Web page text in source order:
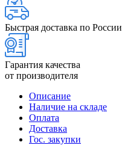
Быстрая доставка по России
Гарантия качества
от производителя
Описание
Наличие на складе
Оплата
Доставка
Гос. закупки